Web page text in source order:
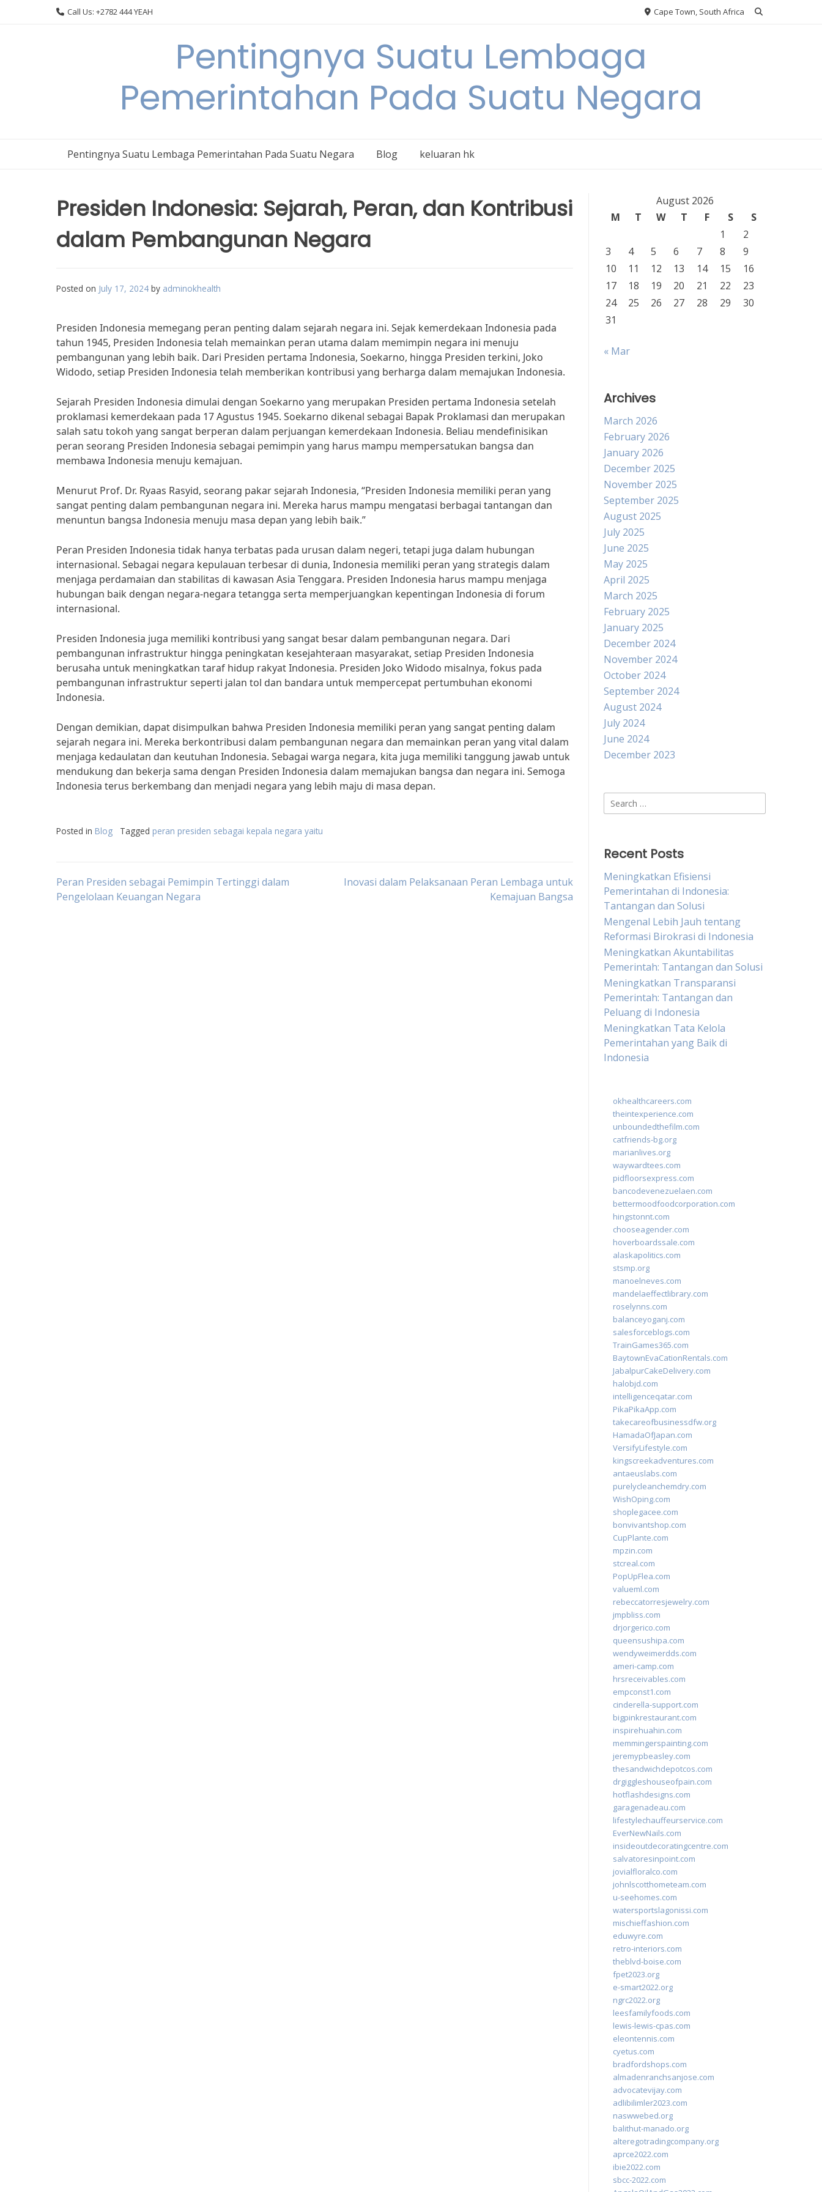
Call Us: +2782 444 YEAH Cape Town, South Africa
Pentingnya Suatu Lembaga
Pemerintahan Pada Suatu Negara
Pentingnya Suatu Lembaga Pemerintahan Pada Suatu Negara Blog keluaran hk
Presiden Indonesia: Sejarah, Peran, dan Kontribusi
dalam Pembangunan Negara
Posted on July 17, 2024 by adminokhealth
Presiden Indonesia memegang peran penting dalam sejarah negara ini. Sejak kemerdekaan Indonesia pada
tahun 1945, Presiden Indonesia telah memainkan peran utama dalam memimpin negara ini menuju
pembangunan yang lebih baik. Dari Presiden pertama Indonesia, Soekarno, hingga Presiden terkini, Joko
Widodo, setiap Presiden Indonesia telah memberikan kontribusi yang berharga dalam memajukan Indonesia.
Sejarah Presiden Indonesia dimulai dengan Soekarno yang merupakan Presiden pertama Indonesia setelah
proklamasi kemerdekaan pada 17 Agustus 1945. Soekarno dikenal sebagai Bapak Proklamasi dan merupakan
salah satu tokoh yang sangat berperan dalam perjuangan kemerdekaan Indonesia. Beliau mendefinisikan
peran seorang Presiden Indonesia sebagai pemimpin yang harus mampu mempersatukan bangsa dan
membawa Indonesia menuju kemajuan.
Menurut Prof. Dr. Ryaas Rasyid, seorang pakar sejarah Indonesia, “Presiden Indonesia memiliki peran yang
sangat penting dalam pembangunan negara ini. Mereka harus mampu mengatasi berbagai tantangan dan
menuntun bangsa Indonesia menuju masa depan yang lebih baik.”
Peran Presiden Indonesia tidak hanya terbatas pada urusan dalam negeri, tetapi juga dalam hubungan
internasional. Sebagai negara kepulauan terbesar di dunia, Indonesia memiliki peran yang strategis dalam
menjaga perdamaian dan stabilitas di kawasan Asia Tenggara. Presiden Indonesia harus mampu menjaga
hubungan baik dengan negara-negara tetangga serta memperjuangkan kepentingan Indonesia di forum
internasional.
Presiden Indonesia juga memiliki kontribusi yang sangat besar dalam pembangunan negara. Dari
pembangunan infrastruktur hingga peningkatan kesejahteraan masyarakat, setiap Presiden Indonesia
berusaha untuk meningkatkan taraf hidup rakyat Indonesia. Presiden Joko Widodo misalnya, fokus pada
pembangunan infrastruktur seperti jalan tol dan bandara untuk mempercepat pertumbuhan ekonomi
Indonesia.
Dengan demikian, dapat disimpulkan bahwa Presiden Indonesia memiliki peran yang sangat penting dalam
sejarah negara ini. Mereka berkontribusi dalam pembangunan negara dan memainkan peran yang vital dalam
menjaga kedaulatan dan keutuhan Indonesia. Sebagai warga negara, kita juga memiliki tanggung jawab untuk
mendukung dan bekerja sama dengan Presiden Indonesia dalam memajukan bangsa dan negara ini. Semoga
Indonesia terus berkembang dan menjadi negara yang lebih maju di masa depan.
Posted in Blog Tagged peran presiden sebagai kepala negara yaitu
Post
Peran Presiden sebagai Pemimpin Tertinggi dalam
Pengelolaan Keuangan Negara
Inovasi dalam Pelaksanaan Peran Lembaga untuk
Kemajuan Bangsa
August 2026
M
T W T F S
S
1
2
3
4 5 6 7 8
9
10
11 12 13 14 15
16
17
18 19 20 21 22
23
24
25 26 27 28 29
30
31
« Mar
Archives
March 2026
February 2026
January 2026
December 2025
November 2025
September 2025
August 2025
July 2025
June 2025
May 2025
April 2025
March 2025
February 2025
January 2025
December 2024
November 2024
October 2024
September 2024
August 2024
July 2024
June 2024
December 2023
Search
for:
Recent Posts
Meningkatkan Efisiensi
Pemerintahan di Indonesia:
Tantangan dan Solusi
Mengenal Lebih Jauh tentang
Reformasi Birokrasi di Indonesia
Meningkatkan Akuntabilitas
Pemerintah: Tantangan dan Solusi
Meningkatkan Transparansi
Pemerintah: Tantangan dan
Peluang di Indonesia
Meningkatkan Tata Kelola
Pemerintahan yang Baik di
Indonesia
okhealthcareers.com
theintexperience.com
unboundedthefilm.com
catfriends-bg.org
marianlives.org
waywardtees.com
pidfloorsexpress.com
bancodevenezuelaen.com
bettermoodfoodcorporation.com
hingstonnt.com
chooseagender.com
hoverboardssale.com
alaskapolitics.com
stsmp.org
manoelneves.com
mandelaeffectlibrary.com
roselynns.com
balanceyoganj.com
salesforceblogs.com
TrainGames365.com
BaytownEvaCationRentals.com
JabalpurCakeDelivery.com
halobjd.com
intelligenceqatar.com
PikaPikaApp.com
takecareofbusinessdfw.org
HamadaOfJapan.com
VersifyLifestyle.com
kingscreekadventures.com
antaeuslabs.com
purelycleanchemdry.com
WishOping.com
shoplegacee.com
bonvivantshop.com
CupPlante.com
mpzin.com
stcreal.com
PopUpFlea.com
valueml.com
rebeccatorresjewelry.com
jmpbliss.com
drjorgerico.com
queensushipa.com
wendyweimerdds.com
ameri-camp.com
hrsreceivables.com
empconst1.com
cinderella-support.com
bigpinkrestaurant.com
inspirehuahin.com
memmingerspainting.com
jeremypbeasley.com
thesandwichdepotcos.com
drgiggleshouseofpain.com
hotflashdesigns.com
garagenadeau.com
lifestylechauffeurservice.com
EverNewNails.com
insideoutdecoratingcentre.com
salvatoresinpoint.com
jovialfloralco.com
johnlscotthometeam.com
u-seehomes.com
watersportslagonissi.com
mischieffashion.com
eduwyre.com
retro-interiors.com
theblvd-boise.com
fpet2023.org
e-smart2022.org
ngrc2022.org
leesfamilyfoods.com
lewis-lewis-cpas.com
eleontennis.com
cyetus.com
bradfordshops.com
almadenranchsanjose.com
advocatevijay.com
adlibilimler2023.com
naswwebed.org
balithut-manado.org
alteregotradingcompany.org
aprce2022.com
ibie2022.com
sbcc-2022.com